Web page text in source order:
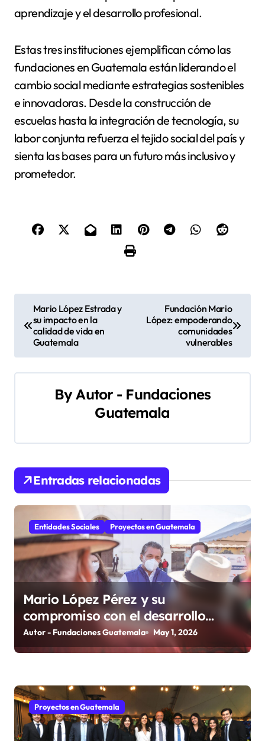
aprendizaje y el desarrollo profesional.
Estas tres instituciones ejemplifican cómo las
fundaciones en Guatemala están liderando el
cambio social mediante estrategias sostenibles
e innovadoras. Desde la construcción de
escuelas hasta la integración de tecnología, su
labor conjunta refuerza el tejido social del país y
sienta las bases para un futuro más inclusivo y
prometedor.
a
v
e
c
i
ó
d
e
n
t
a
d
Mario López Estrada y
su impacto en la
calidad de vida en
Guatemala
Fundación Mario
López: empoderando
comunidades
vulnerables
ByAutor - Fundaciones
Guatemala
Entradas relacionadas
Entidades Sociales Proyectos en Guatemala
Mario López Pérez y su
compromiso con el desarrollo
social desde la Fundación Mario
López Estrada
Autor - Fundaciones Guatemala May 1, 2026
Proyectos en Guatemala